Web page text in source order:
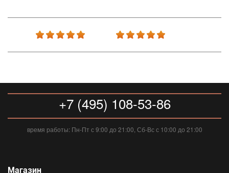
+7 (495) 108-53-86
время работы: Пн-Пт с 9:00 до 21:00, Сб-Вс с 10:00 до 21:00
Магазин